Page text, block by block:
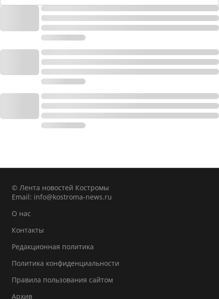
© Лента новостей Костромы
Email: info@kostroma-news.ru
О нас
Контакты
Редакционная политика
Политика конфиденциальности
Правила пользования сайтом
Архив